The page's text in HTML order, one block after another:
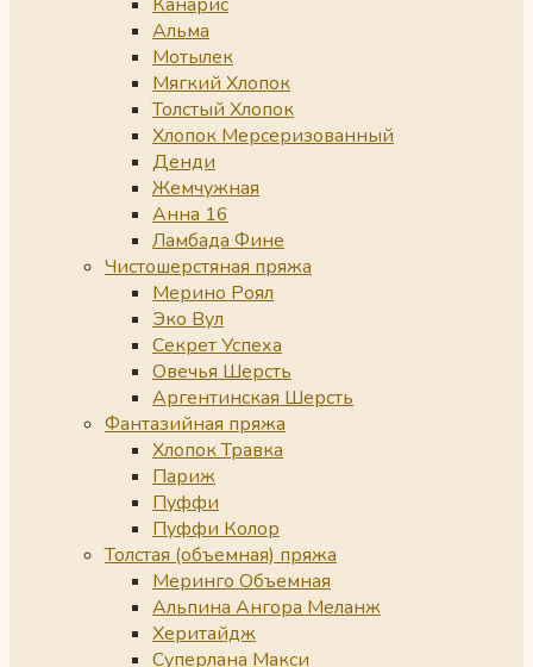
Альма
Мотылек
Мягкий Хлопок
Толстый Хлопок
Хлопок Мерсеризованный
Денди
Жемчужная
Анна 16
Ламбада Фине
Чистошерстяная пряжа
Мерино Роял
Эко Вул
Секрет Успеха
Овечья Шерсть
Аргентинская Шерсть
Фантазийная пряжа
Хлопок Травка
Париж
Пуффи
Пуффи Колор
Толстая (объемная) пряжа
Меринго Объемная
Альпина Ангора Меланж
Херитайдж
Суперлана Макси